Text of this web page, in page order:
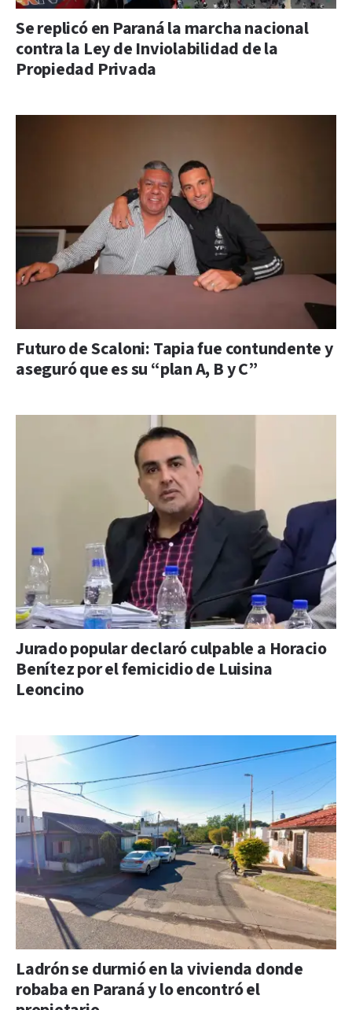
Se replicó en Paraná la marcha nacional
contra la Ley de Inviolabilidad de la
Propiedad Privada
Futuro de Scaloni: Tapia fue contundente y
aseguró que es su “plan A, B y C”
Jurado popular declaró culpable a Horacio
Benítez por el femicidio de Luisina
Leoncino
Ladrón se durmió en la vivienda donde
robaba en Paraná y lo encontró el